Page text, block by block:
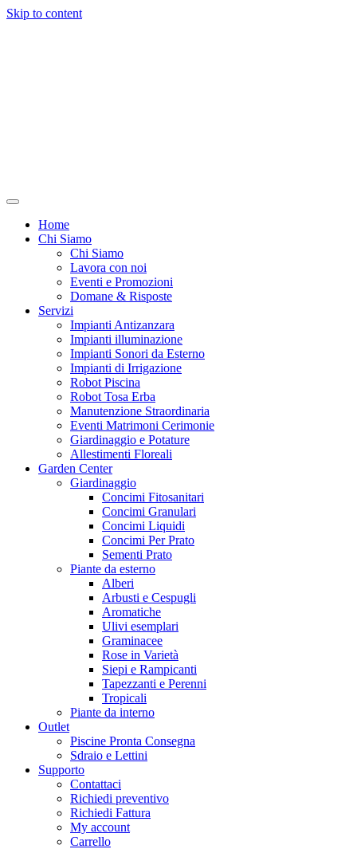
Skip to content
Home
Chi Siamo
Chi Siamo
Lavora con noi
Eventi e Promozioni
Domane & Risposte
Servizi
Impianti Antizanzara
Impianti illuminazione
Impianti Sonori da Esterno
Impianti di Irrigazione
Robot Piscina
Robot Tosa Erba
Manutenzione Straordinaria
Eventi Matrimoni Cerimonie
Giardinaggio e Potature
Allestimenti Floreali
Garden Center
Giardinaggio
Concimi Fitosanitari
Concimi Granulari
Concimi Liquidi
Concimi Per Prato
Sementi Prato
Piante da esterno
Alberi
Arbusti e Cespugli
Aromatiche
Ulivi esemplari
Graminacee
Rose in Varietà
Siepi e Rampicanti
Tapezzanti e Perenni
Tropicali
Piante da interno
Outlet
Piscine Pronta Consegna
Sdraio e Lettini
Supporto
Contattaci
Richiedi preventivo
Richiedi Fattura
My account
Carrello